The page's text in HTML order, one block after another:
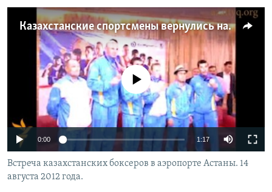
ЎЗБЕКЧА
ТОҶИКӢ
TÜRKMENÇE
Все сайты РСЕ/РС
Казахстанские спортсмены вернулись на Родину
No media source currently available
0:00 1:17
Встреча казахстанских боксеров в аэропорте Астаны. 14
августа 2012 года.